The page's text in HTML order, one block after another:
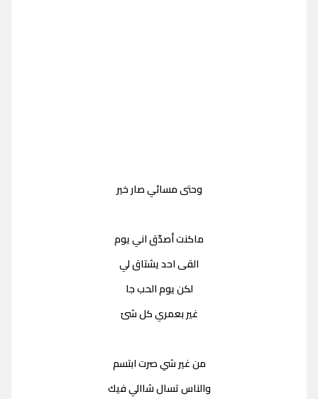
وحتى مسائي صار خير
ماكنت أصدّق اني يوم
القى احد يشتاق لي
لكن يوم الحب جا
غير بعمري كل شئ
من غير شي صرت ابتسم
والناس تسال شاالي فيك